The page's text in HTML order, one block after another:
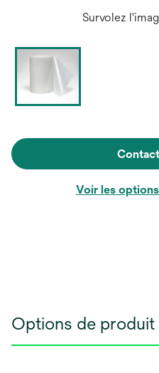
Survolez
Voir les
Options de produit